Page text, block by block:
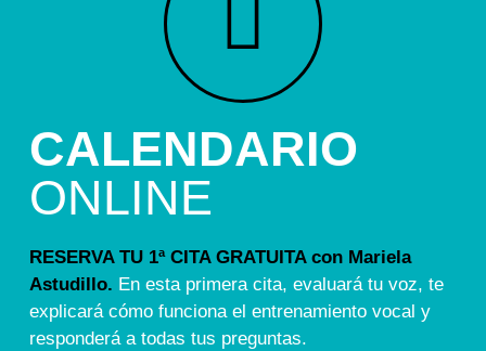
CALENDARIO
ONLINE
RESERVA TU 1ª CITA GRATUITA con Mariela
Astudillo. En esta primera cita, evaluará tu voz, te
explicará cómo funciona el entrenamiento vocal y
responderá a todas tus preguntas.